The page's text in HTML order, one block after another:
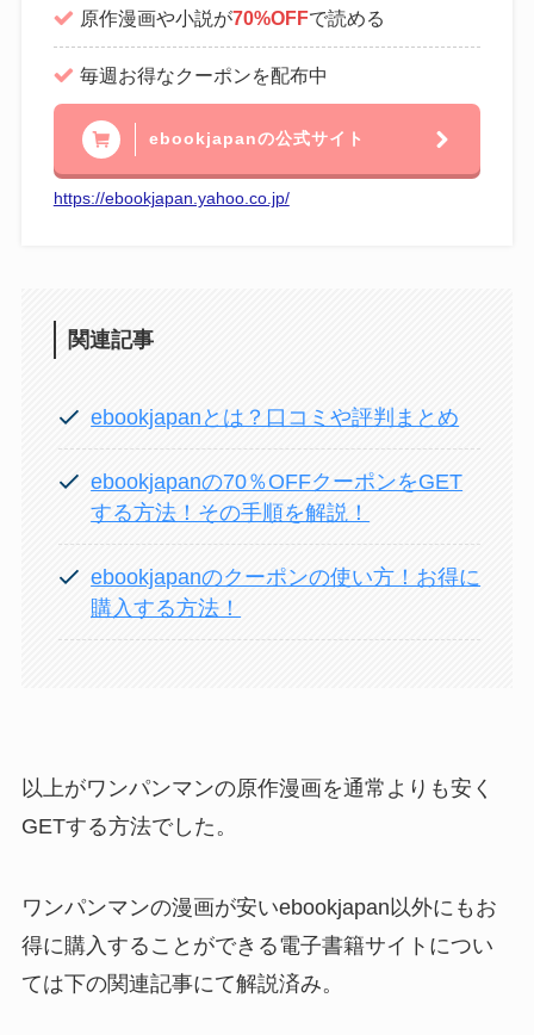
原作漫画や小説が70%OFFで読める
毎週お得なクーポンを配布中
ebookjapanの公式サイト
https://ebookjapan.yahoo.co.jp/
関連記事
ebookjapanとは？口コミや評判まとめ
ebookjapanの70％OFFクーポンをGET
する方法！その手順を解説！
ebookjapanのクーポンの使い方！お得に
購入する方法！
以上がワンパンマンの原作漫画を通常よりも安く
GETする方法でした。
ワンパンマンの漫画が安いebookjapan以外にもお
得に購入することができる電子書籍サイトについ
ては下の関連記事にて解説済み。